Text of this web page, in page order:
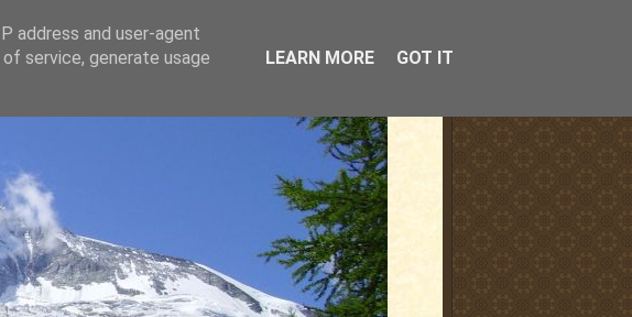
address and user-agent
service, generate usage
LEARN MORE GOT IT